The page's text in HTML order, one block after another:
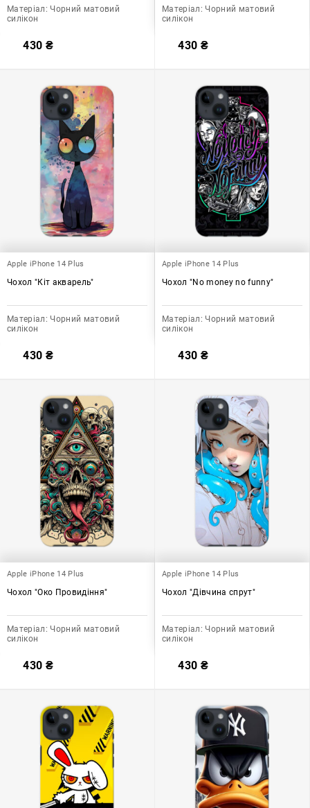
Матеріал: Чорний матовий
силікон
430 ₴
Матеріал: Чорний матовий
силікон
430 ₴
Apple iPhone 14 Plus
Чохол "Кіт акварель"
Матеріал: Чорний матовий
силікон
430 ₴
Apple iPhone 14 Plus
Чохол "No money no funny"
Матеріал: Чорний матовий
силікон
430 ₴
Apple iPhone 14 Plus
Чохол "Око Провидіння"
Матеріал: Чорний матовий
силікон
430 ₴
Apple iPhone 14 Plus
Чохол "Дівчина спрут"
Матеріал: Чорний матовий
силікон
430 ₴